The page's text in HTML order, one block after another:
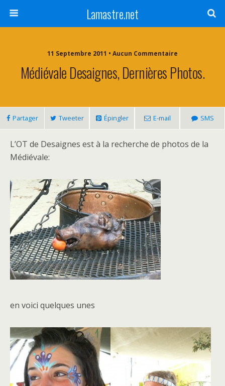
Lamastre.net
11 Septembre 2011 • Aucun Commentaire
Médiévale Desaignes, Dernières Photos.
Partager Tweeter Épingler E-mail SMS
L’OT de Desaignes est à la recherche de photos de la
Médiévale:
en voici quelques unes